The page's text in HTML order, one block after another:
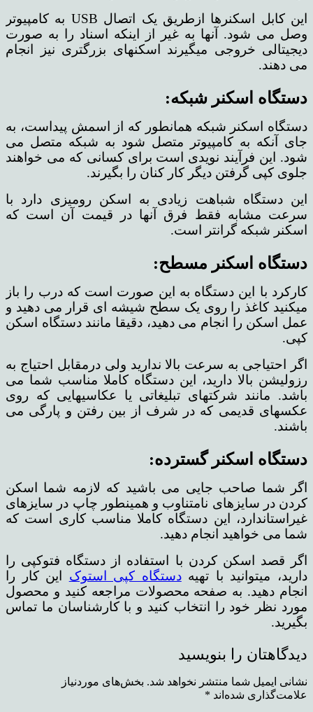
این کابل اسکنرها ازطریق یک اتصال USB به کامپیوتر
وصل می شود. آنها به غیر از اینکه اسناد را به صورت
دیجیتالی خروجی میگیرند اسکنهای بزرگتری نیز انجام
می دهند.
دستگاه اسکنر شبکه:
دستگاه اسکنر شبکه همانطور که از اسمش پیداست، به
جای آنکه به کامپیوتر متصل شود به شبکه متصل می
شود. این فرآیند نویدی است برای کسانی که می خواهند
جلوی کپی گرفتن دیگر کار کنان را بگیرند.
این دستگاه شباهت زیادی به اسکن رومیزی دارد با
سرعت مشابه فقط فرق آنها در قیمت آن است که
اسکنر شبکه گرانتر است.
دستگاه اسکنر مسطح:
کارکرد با این دستگاه به این صورت است که درب را باز
میکنید کاغذ را روی یک سطح شیشه ای قرار می دهید و
عمل اسکن را انجام می دهید، دقیقا مانند دستگاه اسکن
کپی.
اگر احتیاجی به سرعت بالا ندارید ولی درمقابل احتیاج به
رزولیشن بالا دارید، این دستگاه کاملا مناسب شما می
باشد. مانند شرکتهای تبلیغاتی یا عکاسیهایی که روی
عکسهای قدیمی که در شرف از بین رفتن و پارگی می
باشند.
دستگاه اسکنر گسترده:
اگر شما صاحب جایی می باشید که لازمه شما اسکن
کردن در سایزهای نامتناوب و همینطور چاپ در سایزهای
غیراستاندارد، این دستگاه کاملا مناسب کاری است که
شما می خواهید انجام دهید.
اگر قصد اسکن کردن با استفاده از دستگاه فتوکپی را
دارید، میتوانید با تهیهدستگاه کپی استوک این کار را
انجام دهید. به صفحه محصولات مراجعه کنید و محصول
مورد نظر خود را انتخاب کنید و با کارشناسان ما تماس
بگیرید.
دیدگاهتان را بنویسید
نشانی ایمیل شما منتشر نخواهد شد. بخش‌های موردنیاز
علامت‌گذاری شده‌اند *